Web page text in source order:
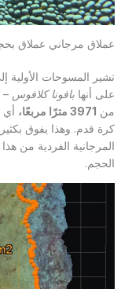
عملاق مرجاني عملاق
تشير المسوحات الأولية إلى
على أنهابافونا كلافوس–
من3971 مترًا مربعًا،
أي ما
كرة قدم. وهذا يفوق بكثير
المرجانية الفردية من هذا
الحجم.